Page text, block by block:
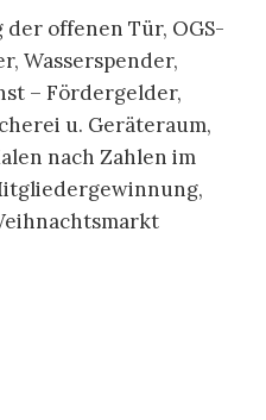
offenen Tür, OGS-
Wasserspender,
– Fördergelder,
u. Geräteraum,
nach Zahlen im